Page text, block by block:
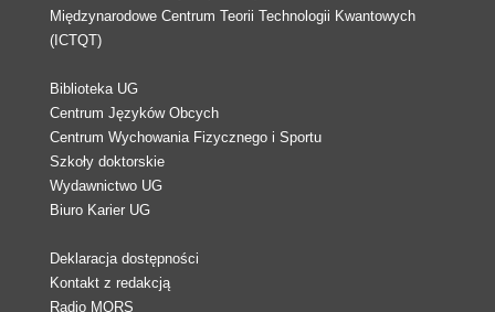
Międzynarodowe Centrum Teorii Technologii Kwantowych
(ICTQT)
Biblioteka UG
Centrum Języków Obcych
Centrum Wychowania Fizycznego i Sportu
Szkoły doktorskie
Wydawnictwo UG
Biuro Karier UG
Deklaracja dostępności
Kontakt z redakcją
Radio MORS